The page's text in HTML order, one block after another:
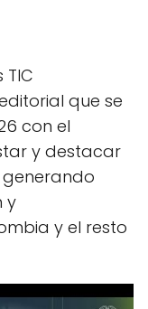
TIC
que se
con el
y destacar
y
y el resto